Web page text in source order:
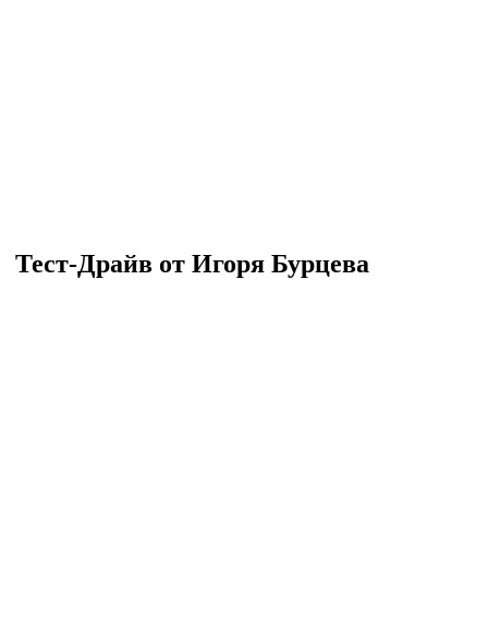
Тест-Драйв от Игоря Бурцева